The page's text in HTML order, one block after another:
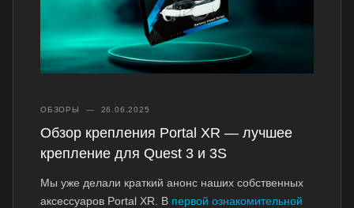
ОБЗОРЫ — 26.06.2025
Обзор крепления Portal XR — лучшее
крепление для Quest 3 и 3S
Мы уже делали краткий анонс наших собственных
аксессуаров Portal XR. В первой ознакомительной